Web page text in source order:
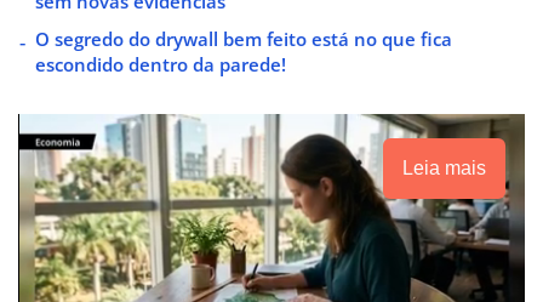
O segredo do drywall bem feito está no que fica
escondido dentro da parede!
Leia mais